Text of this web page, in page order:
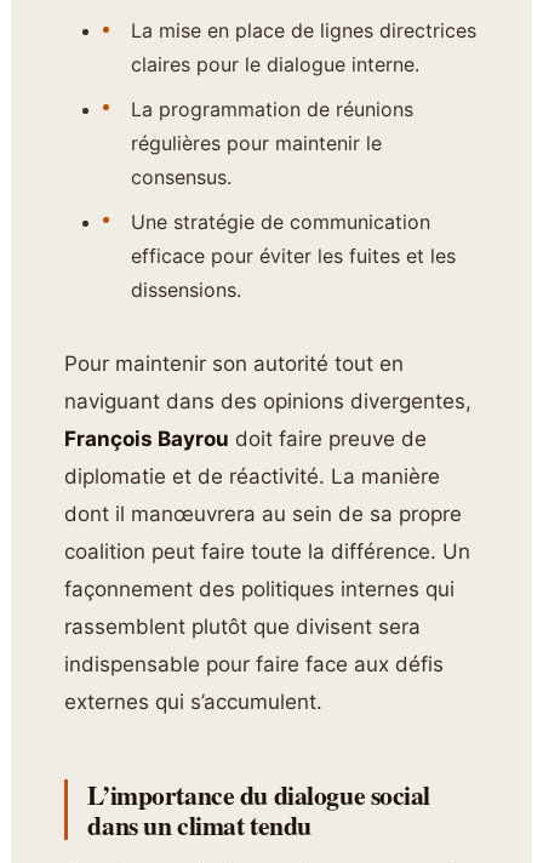
La mise en place de lignes directrices
claires pour le dialogue interne.
La programmation de réunions
régulières pour maintenir le
consensus.
Une stratégie de communication
efficace pour éviter les fuites et les
dissensions.
Pour maintenir son autorité tout en
naviguant dans des opinions divergentes,
François Bayrou doit faire preuve de
diplomatie et de réactivité. La manière
dont il manœuvrera au sein de sa propre
coalition peut faire toute la différence. Un
façonnement des politiques internes qui
rassemblent plutôt que divisent sera
indispensable pour faire face aux défis
externes qui s’accumulent.
L’importance du dialogue social
dans un climat tendu